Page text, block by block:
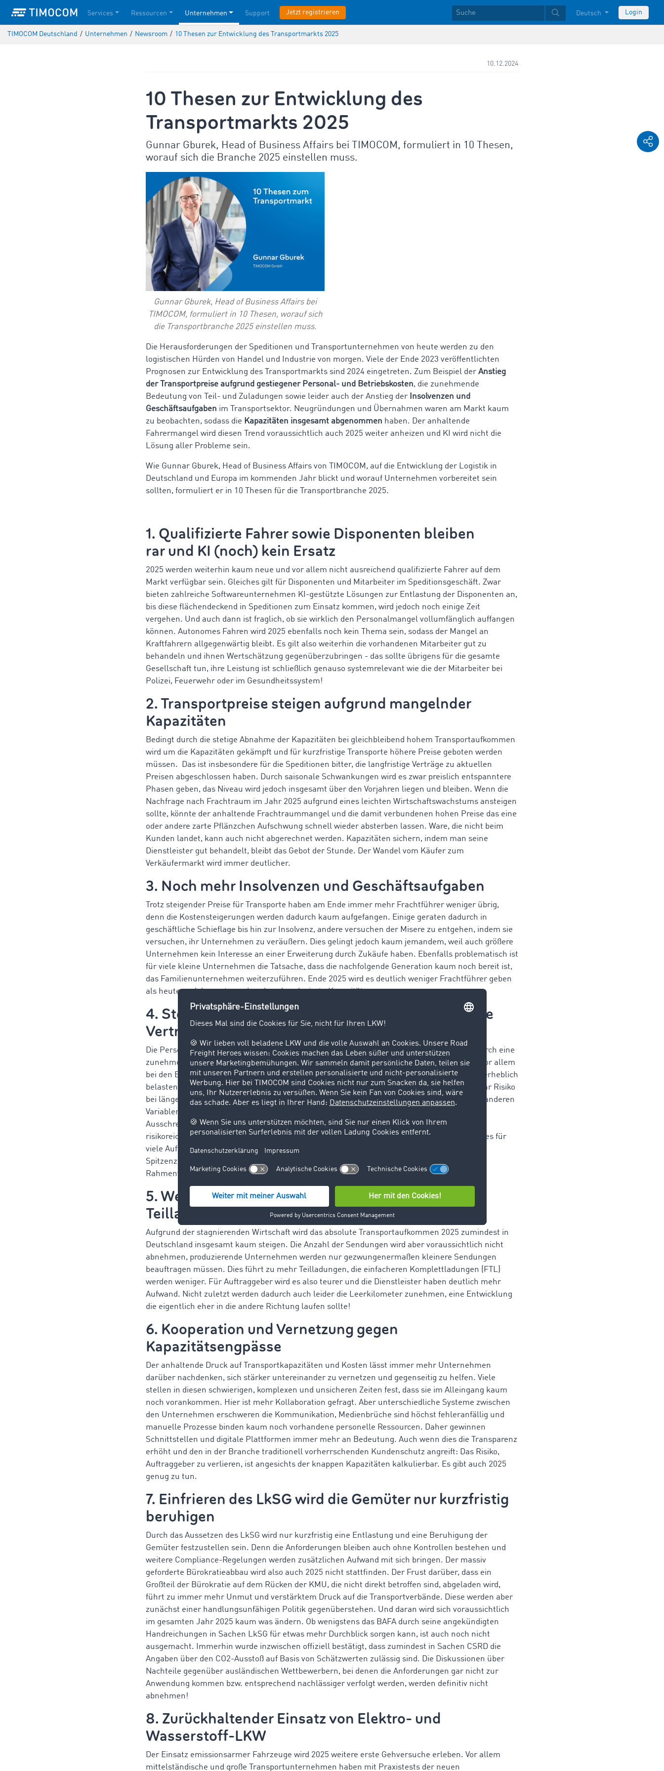
Services Ressourcen Unternehmen Support Jetzt registrieren Deutsch Login
TIMOCOM Deutschland / Unternehmen / Newsroom / 10 Thesen zur Entwicklung des Transportmarkts 2025
10.12.2024
10 Thesen zur Entwicklung des
Transportmarkts 2025
Gunnar Gburek, Head of Business Affairs bei TIMOCOM, formuliert in 10 Thesen,
worauf sich die Branche 2025 einstellen muss.
Gunnar Gburek, Head of Business Affairs bei
TIMOCOM, formuliert in 10 Thesen, worauf sich
die Transportbranche 2025 einstellen muss.
Die Herausforderungen der Speditionen und Transportunternehmen von heute werden zu den
logistischen Hürden von Handel und Industrie von morgen. Viele der Ende 2023 veröffentlichten
Prognosen zur Entwicklung des Transportmarkts sind 2024 eingetreten. Zum Beispiel der Anstieg
der Transportpreise aufgrund gestiegener Personal- und Betriebskosten, die zunehmende
Bedeutung von Teil- und Zuladungen sowie leider auch der Anstieg der Insolvenzen und
Geschäftsaufgaben im Transportsektor. Neugründungen und Übernahmen waren am Markt kaum
zu beobachten, sodass die Kapazitäten insgesamt abgenommen haben. Der anhaltende
Fahrermangel wird diesen Trend voraussichtlich auch 2025 weiter anheizen und KI wird nicht die
Lösung aller Probleme sein.
Wie Gunnar Gburek, Head of Business Affairs von TIMOCOM, auf die Entwicklung der Logistik in
Deutschland und Europa im kommenden Jahr blickt und worauf Unternehmen vorbereitet sein
sollten, formuliert er in 10 Thesen für die Transportbranche 2025.
1. Qualifizierte Fahrer sowie Disponenten bleiben
rar und KI (noch) kein Ersatz
2025 werden weiterhin kaum neue und vor allem nicht ausreichend qualifizierte Fahrer auf dem
Markt verfügbar sein. Gleiches gilt für Disponenten und Mitarbeiter im Speditionsgeschäft. Zwar
bieten zahlreiche Softwareunternehmen KI-gestützte Lösungen zur Entlastung der Disponenten an,
bis diese flächendeckend in Speditionen zum Einsatz kommen, wird jedoch noch einige Zeit
vergehen. Und auch dann ist fraglich, ob sie wirklich den Personalmangel vollumfänglich auffangen
können. Autonomes Fahren wird 2025 ebenfalls noch kein Thema sein, sodass der Mangel an
Kraftfahrern allgegenwärtig bleibt. Es gilt also weiterhin die vorhandenen Mitarbeiter gut zu
behandeln und ihnen Wertschätzung gegenüberzubringen - das sollte übrigens für die gesamte
Gesellschaft tun, ihre Leistung ist schließlich genauso systemrelevant wie die der Mitarbeiter bei
Polizei, Feuerwehr oder im Gesundheitssystem!
2. Transportpreise steigen aufgrund mangelnder
Kapazitäten
Bedingt durch die stetige Abnahme der Kapazitäten bei gleichbleibend hohem Transportaufkommen
wird um die Kapazitäten gekämpft und für kurzfristige Transporte höhere Preise geboten werden
müssen. Das ist insbesondere für die Speditionen bitter, die langfristige Verträge zu aktuellen
Preisen abgeschlossen haben. Durch saisonale Schwankungen wird es zwar preislich entspanntere
Phasen geben, das Niveau wird jedoch insgesamt über den Vorjahren liegen und bleiben. Wenn die
Nachfrage nach Frachtraum im Jahr 2025 aufgrund eines leichten Wirtschaftswachstums ansteigen
sollte, könnte der anhaltende Frachtraummangel und die damit verbundenen hohen Preise das eine
oder andere zarte Pflänzchen Aufschwung schnell wieder absterben lassen. Ware, die nicht beim
Kunden landet, kann auch nicht abgerechnet werden. Kapazitäten sichern, indem man seine
Dienstleister gut behandelt, bleibt das Gebot der Stunde. Der Wandel vom Käufer zum
Verkäufermarkt wird immer deutlicher.
3. Noch mehr Insolvenzen und Geschäftsaufgaben
Trotz steigender Preise für Transporte haben am Ende immer mehr Frachtführer weniger übrig,
denn die Kostensteigerungen werden dadurch kaum aufgefangen. Einige geraten dadurch in
geschäftliche Schieflage bis hin zur Insolvenz, andere versuchen der Misere zu entgehen, indem sie
versuchen, ihr Unternehmen zu veräußern. Dies gelingt jedoch kaum jemandem, weil auch größere
Unternehmen kein Interesse an einer Erweiterung durch Zukäufe haben. Ebenfalls problematisch ist
für viele kleine Unternehmen die Tatsache, dass die nachfolgende Generation kaum noch bereit ist,
das Familienunternehmen weiterzuführen. Ende 2025 wird es deutlich weniger Frachtführer geben
als heute und dementsprechend auch reduzierte Kapazitäten.
4. Steigende Energiekosten erschweren langfristige
Verträge
Die Personal-, und Betriebskosten sind 2024 deutlich gestiegen. 2025 wird diese Tendenz durch eine
zunehmende Anzahl von Krisen und das voraussichtliche Anhalten der Kriege in der Welt, vor allem
bei den Energie- und Dieselpreisen, weiter anhalten. Frachtführer und Spediteure wird dies erheblich
belasten und die eh schon geringen Gewinnmargen weiter schmälern. Deshalb werden sie ihr Risiko
bei längerfristigen Verträgen senken wollen, entweder durch verschärfte Dieselfloater oder anderen
Variablen. Voraussichtlich werden sich einige auch grundsätzlich seltener auf langfristige
Ausschreibungen bewerben und über Marktplätze eher kurzfristige, lukrative und weniger
risikoreiche Angebote suchen. Denn der Mangel an Transportkapazitäten führt dazu, dass dies für
viele Auftraggeber der einzige Weg ist, an Frachtführer zu kommen, insbesondere in den
Spitzenzeiten um Ostern oder Weihnachten. Natürlich zu anderen Konditionen als bei
Rahmenverträgen, die teilweise mehr als ein Jahr gültig sind.
5. Weniger Komplettladungen – mehr
Teilladungsverkehre
Aufgrund der stagnierenden Wirtschaft wird das absolute Transportaufkommen 2025 zumindest in
Deutschland insgesamt kaum steigen. Die Anzahl der Sendungen wird aber voraussichtlich nicht
abnehmen, produzierende Unternehmen werden nur gezwungenermaßen kleinere Sendungen
beauftragen müssen. Dies führt zu mehr Teilladungen, die einfacheren Komplettladungen (FTL)
werden weniger. Für Auftraggeber wird es also teurer und die Dienstleister haben deutlich mehr
Aufwand. Nicht zuletzt werden dadurch auch leider die Leerkilometer zunehmen, eine Entwicklung
die eigentlich eher in die andere Richtung laufen sollte!
6. Kooperation und Vernetzung gegen
Kapazitätsengpässe
Der anhaltende Druck auf Transportkapazitäten und Kosten lässt immer mehr Unternehmen
darüber nachdenken, sich stärker untereinander zu vernetzen und gegenseitig zu helfen. Viele
stellen in diesen schwierigen, komplexen und unsicheren Zeiten fest, dass sie im Alleingang kaum
noch vorankommen. Hier ist mehr Kollaboration gefragt. Aber unterschiedliche Systeme zwischen
den Unternehmen erschweren die Kommunikation, Medienbrüche sind höchst fehleranfällig und
manuelle Prozesse binden kaum noch vorhandene personelle Ressourcen. Daher gewinnen
Schnittstellen und digitale Plattformen immer mehr an Bedeutung. Auch wenn dies die Transparenz
erhöht und den in der Branche traditionell vorherrschenden Kundenschutz angreift: Das Risiko,
Auftraggeber zu verlieren, ist angesichts der knappen Kapazitäten kalkulierbar. Es gibt auch 2025
genug zu tun.
7. Einfrieren des LkSG wird die Gemüter nur kurzfristig
beruhigen
Durch das Aussetzen des LkSG wird nur kurzfristig eine Entlastung und eine Beruhigung der
Gemüter festzustellen sein. Denn die Anforderungen bleiben auch ohne Kontrollen bestehen und
weitere Compliance-Regelungen werden zusätzlichen Aufwand mit sich bringen. Der massiv
geforderte Bürokratieabbau wird also auch 2025 nicht stattfinden. Der Frust darüber, dass ein
Großteil der Bürokratie auf dem Rücken der KMU, die nicht direkt betroffen sind, abgeladen wird,
führt zu immer mehr Unmut und verstärktem Druck auf die Transportverbände. Diese werden aber
zunächst einer handlungsunfähigen Politik gegenüberstehen. Und daran wird sich voraussichtlich
im gesamten Jahr 2025 kaum was ändern. Ob wenigstens das BAFA durch seine angekündigten
Handreichungen in Sachen LkSG für etwas mehr Durchblick sorgen kann, ist auch noch nicht
ausgemacht. Immerhin wurde inzwischen offiziell bestätigt, dass zumindest in Sachen CSRD die
Angaben über den CO2-Ausstoß auf Basis von Schätzwerten zulässig sind. Die Diskussionen über
Nachteile gegenüber ausländischen Wettbewerbern, bei denen die Anforderungen gar nicht zur
Anwendung kommen bzw. entsprechend nachlässiger verfolgt werden, werden definitiv nicht
abnehmen!
8. Zurückhaltender Einsatz von Elektro- und
Wasserstoff-LKW
Der Einsatz emissionsarmer Fahrzeuge wird 2025 weitere erste Gehversuche erleben. Vor allem
mittelständische und große Transportunternehmen haben mit Praxistests der neuen